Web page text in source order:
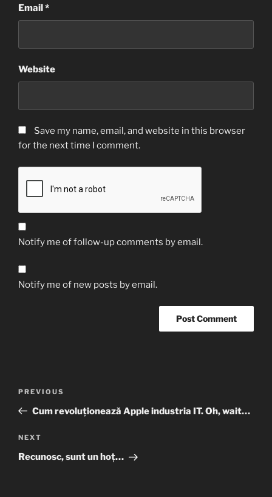
Email *
Website
Save my name, email, and website in this browser
for the next time I comment.
Notify me of follow-up comments by email.
Notify me of new posts by email.
Previous
Post
PREVIOUS
Cum revoluționează Apple industria IT. Oh, wait…
Next
Post
NEXT
Recunosc, sunt un hoț…